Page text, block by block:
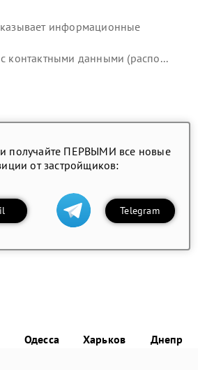
информационные
контактными данными (распо...
получайте ПЕРВЫМИ все новые
от застройщиков:
Telegram
Одесса Харьков Днепр